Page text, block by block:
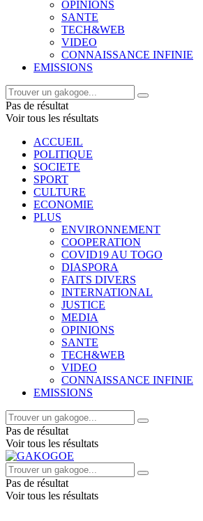
OPINIONS
SANTE
TECH&WEB
VIDEO
CONNAISSANCE INFINIE
EMISSIONS
Pas de résultat
Voir tous les résultats
ACCUEIL
POLITIQUE
SOCIETE
SPORT
CULTURE
ECONOMIE
PLUS
ENVIRONNEMENT
COOPERATION
COVID19 AU TOGO
DIASPORA
FAITS DIVERS
INTERNATIONAL
JUSTICE
MEDIA
OPINIONS
SANTE
TECH&WEB
VIDEO
CONNAISSANCE INFINIE
EMISSIONS
Pas de résultat
Voir tous les résultats
Pas de résultat
Voir tous les résultats